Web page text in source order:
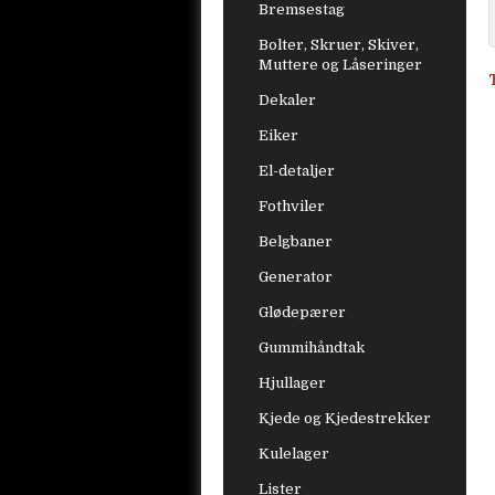
Bremsestag
Bolter, Skruer, Skiver,
Muttere og Låseringer
Dekaler
Eiker
El-detaljer
Fothviler
Belgbaner
Generator
Glødepærer
Gummihåndtak
Hjullager
Kjede og Kjedestrekker
Kulelager
Lister